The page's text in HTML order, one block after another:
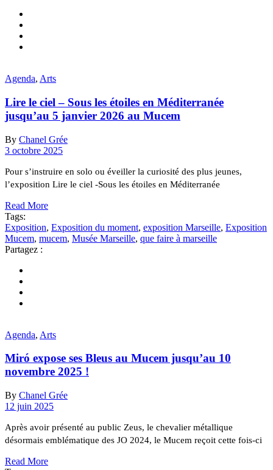
Agenda, Arts
Lire le ciel – Sous les étoiles en Méditerranée
jusqu’au 5 janvier 2026 au Mucem
By Chanel Grée
3 octobre 2025
Pour s’instruire en solo ou éveiller la curiosité des plus jeunes,
l’exposition Lire le ciel -Sous les étoiles en Méditerranée
Read More
Tags:
Exposition, Exposition du moment, exposition Marseille, Exposition
Mucem, mucem, Musée Marseille, que faire à marseille
Partagez :
Agenda, Arts
Miró expose ses Bleus au Mucem jusqu’au 10
novembre 2025 !
By Chanel Grée
12 juin 2025
Après avoir présenté au public Zeus, le chevalier métallique
désormais emblématique des JO 2024, le Mucem reçoit cette fois-ci
Read More